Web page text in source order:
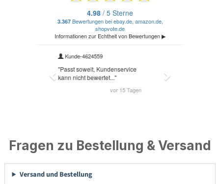
Fragen zu Bestellung & Versand
Versand und Bestellung